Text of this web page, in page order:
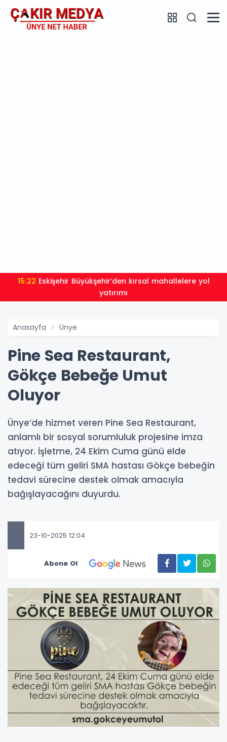
15:22
yatırımı
Anasayfa Ünye
Pine Sea Restaurant,
Gökçe Bebeğe Umut
Oluyor
Ünye’de hizmet veren Pine Sea Restaurant,
anlamlı bir sosyal sorumluluk projesine imza
atıyor. İşletme, 24 Ekim Cuma günü elde
edeceği tüm geliri SMA hastası Gökçe bebeğin
tedavi sürecine destek olmak amacıyla
bağışlayacağını duyurdu.
23-10-2025 12:04
Abone Ol